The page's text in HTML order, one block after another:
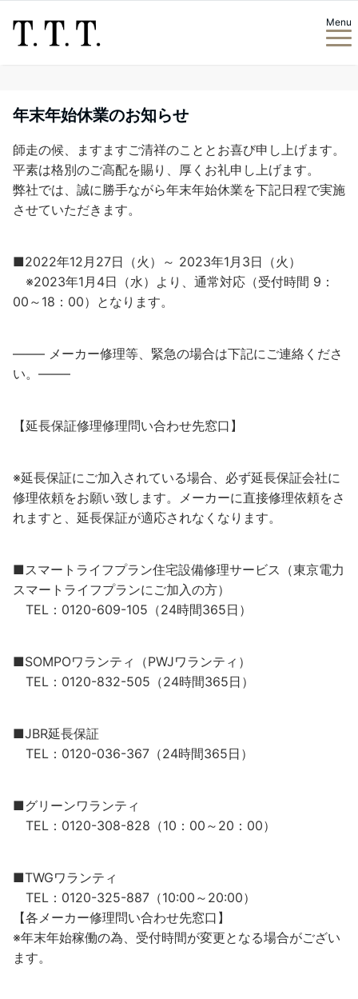
Menu
年末年始休業のお知らせ
師走の候、ますますご清祥のこととお喜び申し上げます。
平素は格別のご高配を賜り、厚くお礼申し上げます。
弊社では、誠に勝手ながら年末年始休業を下記日程で実施
させていただきます。
■2022年12月27日（火）～ 2023年1月3日（火）
※2023年1月4日（水）より、通常対応（受付時間 9：
00～18：00）となります。
——– メーカー修理等、緊急の場合は下記にご連絡くださ
い。——–
【延長保証修理修理問い合わせ先窓口】
※延長保証にご加入されている場合、必ず延長保証会社に
修理依頼をお願い致します。メーカーに直接修理依頼をさ
れますと、延長保証が適応されなくなります。
■スマートライフプラン住宅設備修理サービス（東京電力
スマートライフプランにご加入の方）
TEL：0120-609-105（24時間365日）
■SOMPOワランティ（PWJワランティ）
TEL：0120-832-505（24時間365日）
■JBR延長保証
TEL：0120-036-367（24時間365日）
■グリーンワランティ
TEL：0120-308-828（10：00～20：00）
■TWGワランティ
TEL：0120-325-887（10:00～20:00）
【各メーカー修理問い合わせ先窓口】
※年末年始稼働の為、受付時間が変更となる場合がござい
ます。